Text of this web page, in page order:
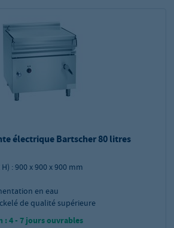
électrique Bartscher 80 litres
: 900 x 900 x 900 mm
en eau
de qualité supérieure
: 4 - 7 jours ouvrables